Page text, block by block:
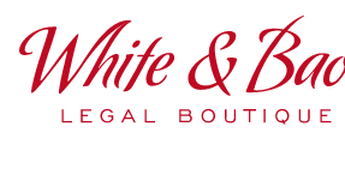
Main Navigation